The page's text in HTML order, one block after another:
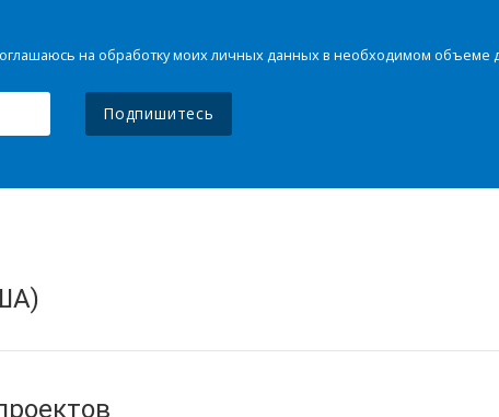
на обработку моих личных данных в необходимом
Подпишитесь